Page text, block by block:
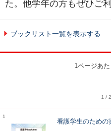
た。他学年の方もぜひご
ブックリスト一覧を表示する
1ページあた
1 / 2
1
看護学生のための